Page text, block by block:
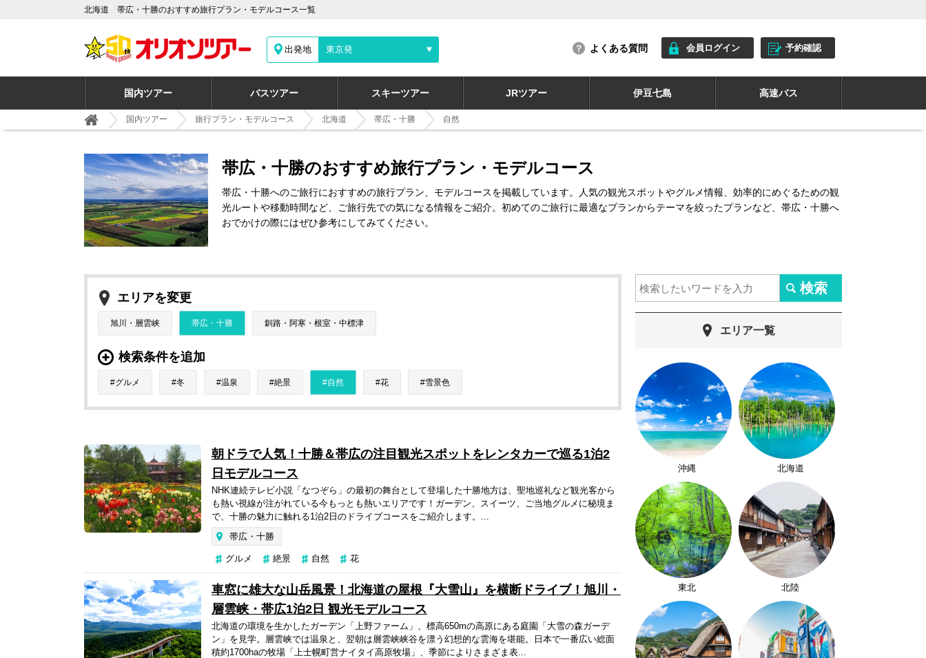
北海道 帯広・十勝のおすすめ旅行プラン・モデルコース一覧
出発地 東京発 よくある質問 会員ログイン 予約確認
国内ツアー バスツアー スキーツアー JRツアー 伊豆七島 高速バス
国内ツアー 旅行プラン・モデルコース 北海道 帯広・十勝 自然
帯広・十勝のおすすめ旅行プラン・モデルコース
帯広・十勝へのご旅行におすすめの旅行プラン、モデルコースを掲載しています。人気の観光スポットやグルメ情報、効率的にめぐるための観
光ルートや移動時間など、ご旅行先での気になる情報をご紹介。初めてのご旅行に最適なプランからテーマを絞ったプランなど、帯広・十勝へ
おでかけの際にはぜひ参考にしてみてください。
エリアを変更
旭川・層雲峡 帯広・十勝 釧路・阿寒・根室・中標津
検索条件を追加
グルメ 冬 温泉 絶景 自然 花 雪景色
朝ドラで人気！十勝＆帯広の注目観光スポットをレンタカーで巡る1泊2
日モデルコース
NHK連続テレビ小説「なつぞら」の最初の舞台として登場した十勝地方は、聖地巡礼など観光客から
も熱い視線が注がれている今もっとも熱いエリアです！ガーデン、スイーツ、ご当地グルメに秘境ま
で、十勝の魅力に触れる1泊2日のドライブコースをご紹介します。...
帯広・十勝
グルメ 絶景 自然 花
車窓に雄大な山岳風景！北海道の屋根『大雪山』を横断ドライブ！旭川・
層雲峡・帯広1泊2日 観光モデルコース
北海道の環境を生かしたガーデン「上野ファーム」、標高650mの高原にある庭園「大雪の森ガーデ
ン」を見学。層雲峡では温泉と、翌朝は層雲峡峡谷を漂う幻想的な雲海を堪能。日本で一番広い総面
積約1700haの牧場「上士幌町営ナイタイ高原牧場」、季節によりさまざま表...
エリア一覧
沖縄 北海道
東北 北陸